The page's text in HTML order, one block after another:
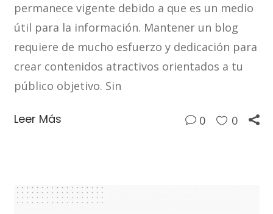
permanece vigente debido a que es un medio
útil para la información. Mantener un blog
requiere de mucho esfuerzo y dedicación para
crear contenidos atractivos orientados a tu
público objetivo. Sin
Leer Más 0 0